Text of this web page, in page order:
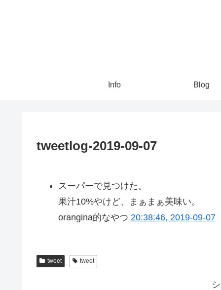
Info Blog
tweetlog-2019-09-07
スーパーで見つけた。
果汁10%やけど、まぁまぁ美味い。
orangina的なやつ 20:38:46, 2019-09-07
tweet tweet